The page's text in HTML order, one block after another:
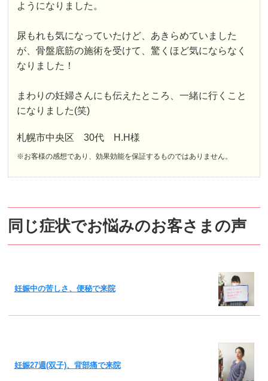
ようになりました。
尿もれも気になっていたけど、あきらめていました
が、骨盤底筋の施術を受けて、驚くほど気にならなく
なり ました！
まわりの妊婦さんにも伝えたところ、一緒に行くこと
になりました(笑)
札幌市中央区 30代 H.H様
※お客様の感想であり、効果効能を保証するものではありません。
同じ症状でお悩みのお客さまの声
妊娠中の苦しさ、便秘で来院
妊娠27週(双子)、背部痛で来院